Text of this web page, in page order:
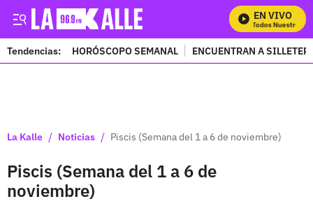
EN VIVO
Mira Todos Nuestros
Tendencias: HORÓSCOPO SEMANAL ENCUENTRAN A
La Kalle / Noticias / Piscis (Semana del 1 a 6 de noviembre)
Piscis (Semana del 1 a 6 de
noviembre)